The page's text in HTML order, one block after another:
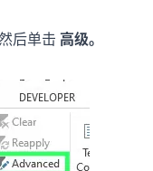
后单击 高级。